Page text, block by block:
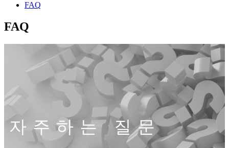
FAQ
FAQ
자주하는 질문